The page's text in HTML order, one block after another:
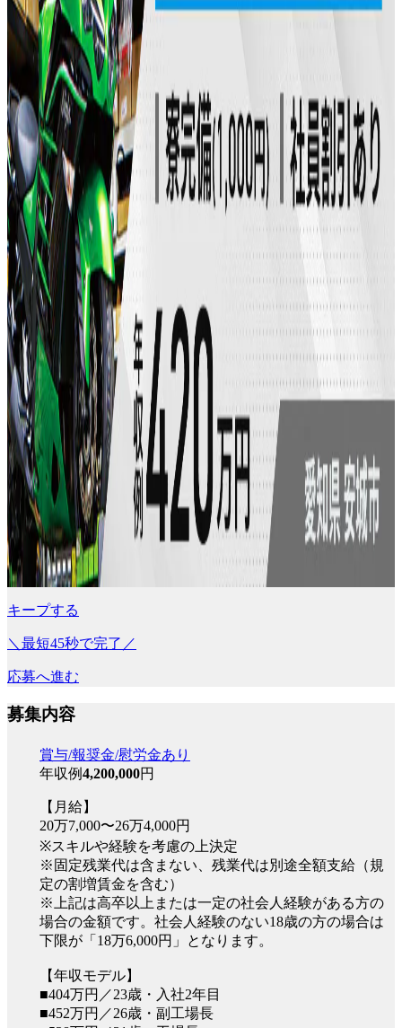
キープする
＼最短45秒で完了／
応募へ進む
募集内容
賞与/報奨金/慰労金あり
年収例4,200,000円
【月給】
20万7,000〜26万4,000円
※スキルや経験を考慮の上決定
※固定残業代は含まない、残業代は別途全額支給（規
定の割増賃金を含む）
※上記は高卒以上または一定の社会人経験がある方の
場合の金額です。社会人経験のない18歳の方の場合は
下限が「18万6,000円」となります。
【年収モデル】
■404万円／23歳・入社2年目
■452万円／26歳・副工場長